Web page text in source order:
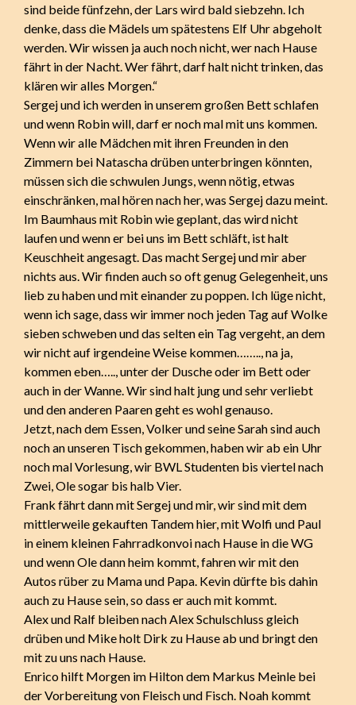
sind beide fünfzehn, der Lars wird bald siebzehn. Ich
denke, dass die Mädels um spätestens Elf Uhr abgeholt
werden. Wir wissen ja auch noch nicht, wer nach Hause
fährt in der Nacht. Wer fährt, darf halt nicht trinken, das
klären wir alles Morgen.“
Sergej und ich werden in unserem großen Bett schlafen
und wenn Robin will, darf er noch mal mit uns kommen.
Wenn wir alle Mädchen mit ihren Freunden in den
Zimmern bei Natascha drüben unterbringen könnten,
müssen sich die schwulen Jungs, wenn nötig, etwas
einschränken, mal hören nach her, was Sergej dazu meint.
Im Baumhaus mit Robin wie geplant, das wird nicht
laufen und wenn er bei uns im Bett schläft, ist halt
Keuschheit angesagt. Das macht Sergej und mir aber
nichts aus. Wir finden auch so oft genug Gelegenheit, uns
lieb zu haben und mit einander zu poppen. Ich lüge nicht,
wenn ich sage, dass wir immer noch jeden Tag auf Wolke
sieben schweben und das selten ein Tag vergeht, an dem
wir nicht auf irgendeine Weise kommen…….., na ja,
kommen eben….., unter der Dusche oder im Bett oder
auch in der Wanne. Wir sind halt jung und sehr verliebt
und den anderen Paaren geht es wohl genauso.
Jetzt, nach dem Essen, Volker und seine Sarah sind auch
noch an unseren Tisch gekommen, haben wir ab ein Uhr
noch mal Vorlesung, wir BWL Studenten bis viertel nach
Zwei, Ole sogar bis halb Vier.
Frank fährt dann mit Sergej und mir, wir sind mit dem
mittlerweile gekauften Tandem hier, mit Wolfi und Paul
in einem kleinen Fahrradkonvoi nach Hause in die WG
und wenn Ole dann heim kommt, fahren wir mit den
Autos rüber zu Mama und Papa. Kevin dürfte bis dahin
auch zu Hause sein, so dass er auch mit kommt.
Alex und Ralf bleiben nach Alex Schulschluss gleich
drüben und Mike holt Dirk zu Hause ab und bringt den
mit zu uns nach Hause.
Enrico hilft Morgen im Hilton dem Markus Meinle bei
der Vorbereitung von Fleisch und Fisch. Noah kommt